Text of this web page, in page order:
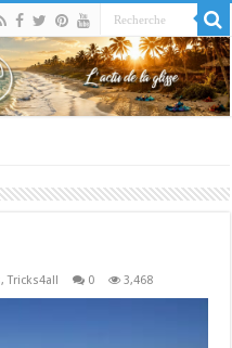
,Tricks4all 0 3,468